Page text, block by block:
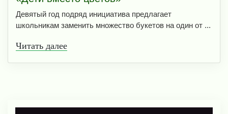
Девятый год подряд инициатива предлагает
школьникам заменить множество букетов на один от ...
Читать далее